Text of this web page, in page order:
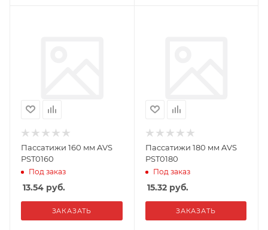
Пассатижи 160 мм AVS
PST0160
Под заказ
13.54 руб.
ЗАКАЗАТЬ
Пассатижи 180 мм AVS
PST0180
Под заказ
15.32руб.
ЗАКАЗАТЬ